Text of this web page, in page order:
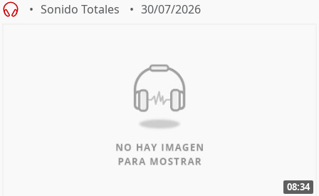
Sonido Totales 30/07/2026
08:34